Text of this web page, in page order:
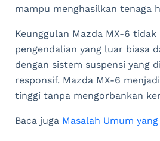
mampu menghasilkan tenaga
Keunggulan Mazda MX-6
pengendalian yang luar biasa
dengan sistem suspensi yang
responsif. Mazda MX-6
tinggi tanpa mengorbankan
Baca juga Masalah Umum